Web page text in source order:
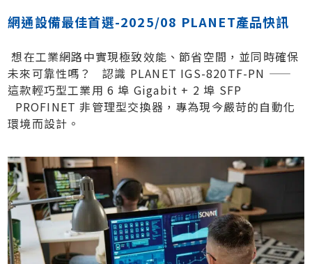
網通設備最佳首選-2025/08 PLANET產品快訊
想在工業網路中實現極致效能、節省空間，並同時確保
未來可靠性嗎？ 認識 PLANET IGS-820TF-PN ——
這款輕巧型工業用 6 埠 Gigabit + 2 埠 SFP
PROFINET 非管理型交換器，專為現今嚴苛的自動化
環境而設計。